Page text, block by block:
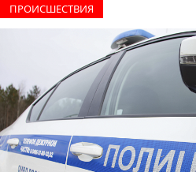
ПРОИCШЕСТВИЯ